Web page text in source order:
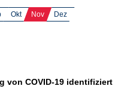
Okt Nov Dez
von COVID-19 identifiziert